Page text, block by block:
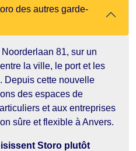
des autres garde-
81, sur un
la ville, le port et les
Depuis cette nouvelle
des espaces de
et aux entreprises
sûre et flexible à Anvers.
Storo plutôt